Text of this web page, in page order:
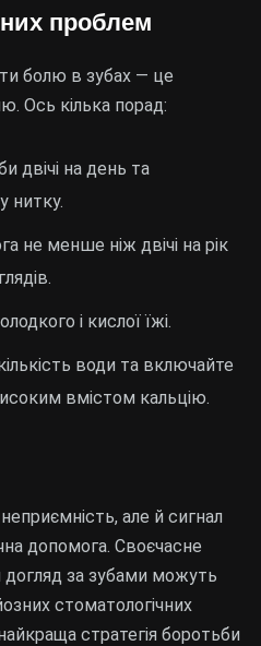
проблем
болю в зубах — це
Ось кілька порад:
двічі на день та
нитку.
не менше ніж двічі на рік
і кислої їжі.
води та включайте
вмістом кальцію.
але й сигнал
допомога. Своєчасне
догляд за зубами можуть
стоматологічних
стратегія боротьби